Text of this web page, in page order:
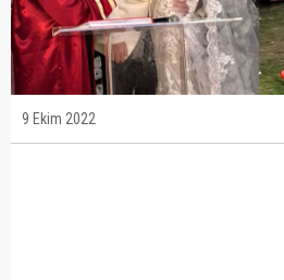
9 Ekim 2022